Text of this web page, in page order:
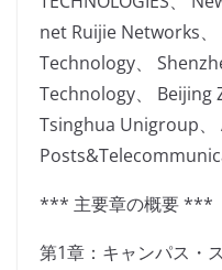
net Ruijie Networks
Technology、
Technology、 Beijing
Tsinghua Unigroup
*** 主要章の概要 ***
第1章：キャンパス・